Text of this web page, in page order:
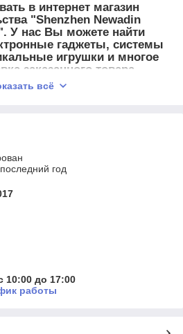
в интернет магазин
"Shenzhen Newadin
У нас Вы можете найти
гаджеты, системы
игрушки и многое
заказанного товара
Казахстану и всему СНГ
всё
год
10:00 до 17:00
работы